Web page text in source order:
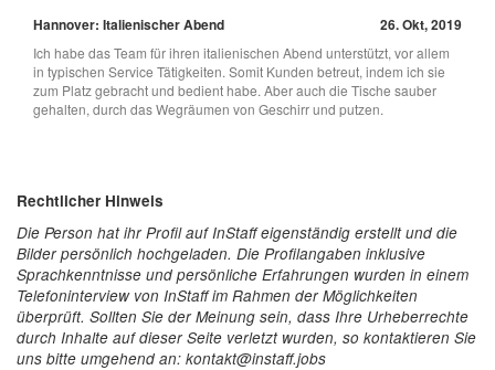
Hannover: Italienischer Abend 26. Okt, 2019
Ich habe das Team für ihren italienischen Abend unterstützt, vor allem
in typischen Service Tätigkeiten. Somit Kunden betreut, indem ich sie
zum Platz gebracht und bedient habe. Aber auch die Tische sauber
gehalten, durch das Wegräumen von Geschirr und putzen.
Rechtlicher Hinweis
Die Person hat ihr Profil auf InStaff eigenständig erstellt und die
Bilder persönlich hochgeladen. Die Profilangaben inklusive
Sprachkenntnisse und persönliche Erfahrungen wurden in einem
Telefoninterview von InStaff im Rahmen der Möglichkeiten
überprüft. Sollten Sie der Meinung sein, dass Ihre Urheberrechte
durch Inhalte auf dieser Seite verletzt wurden, so kontaktieren Sie
uns bitte umgehend an: kontakt@instaff.jobs